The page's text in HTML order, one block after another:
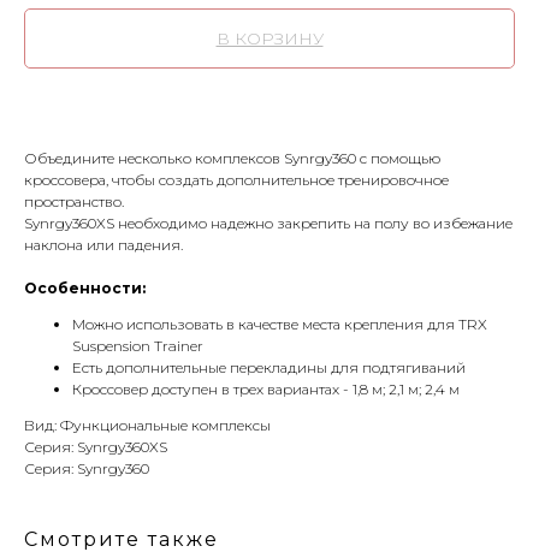
В КОРЗИНУ
Объедините несколько комплексов Synrgy360 с помощью
кроссовера, чтобы создать дополнительное тренировочное
пространство.
Synrgy360XS необходимо надежно закрепить на полу во избежание
наклона или падения.
Особенности:
Можно использовать в качестве места крепления для TRX
Suspension Trainer
Есть дополнительные перекладины для подтягиваний
Кроссовер доступен в трех вариантах - 1,8 м; 2,1 м; 2,4 м
Вид: Функциональные комплексы
Серия: Synrgy360XS
Серия: Synrgy360
Смотрите также